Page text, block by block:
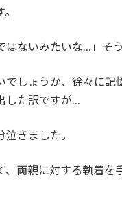
はないみたいな…」そ
でしょうか、徐々に
した訳ですが…
きました。
両親に対する執着を